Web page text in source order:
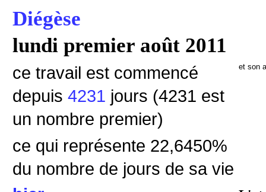
Diégèse
lundi premier août 2011
ce travail est commencé
depuis 4231 jours (4231 est
un nombre premier)
et son
ce qui représente 22,6450%
du nombre de jours de sa vie